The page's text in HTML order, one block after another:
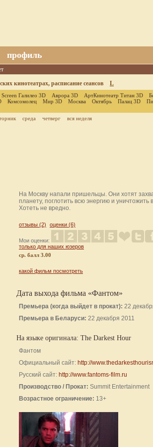
профиль
кинотеатрах, расписание сеансов
L
Галилео 3D Аврора 3D АртКинотеатр Титан 3D
Комсомолец Мир 3D Москва Октябрь Палац 3D
среда четверг вся неделя
На Москву напали пришельцы. Они хотят
планету, поглотить всю энергию и уничтожить
Хотеть не вредно.
отзывы (2) оценки (6)
Мои оценки:
только для наших юзеров
cр. балл 3.00
какой фильм посмотреть
Дата выхода фильма «Фантом»
Премьера (когда выйдет в прокат): 22
Премьера в Беларуси: 22 декабря 2011
На языке оригинала: The Darkest Hour
Фантом
Официальный сайт: http://
Русский сайт: http://www.fantoms-film.ru
Производство / Прокат: Summit Entertainment
Возрастное ограничение: 13+